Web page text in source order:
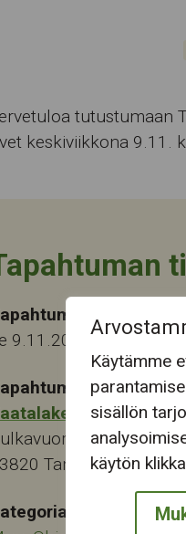
Käytämme
sisällön
käytön
tutustumaan
keskiviikkona 9.11.
aika
9.11.2022 13:00
6
Tampere